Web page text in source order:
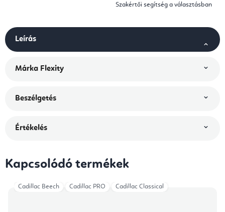
Szakértői segítség a választásban
Leírás
Márka Flexity
Beszélgetés
Értékelés
Kapcsolódó termékek
Cadillac Beech Cadillac PRO Cadillac Classical